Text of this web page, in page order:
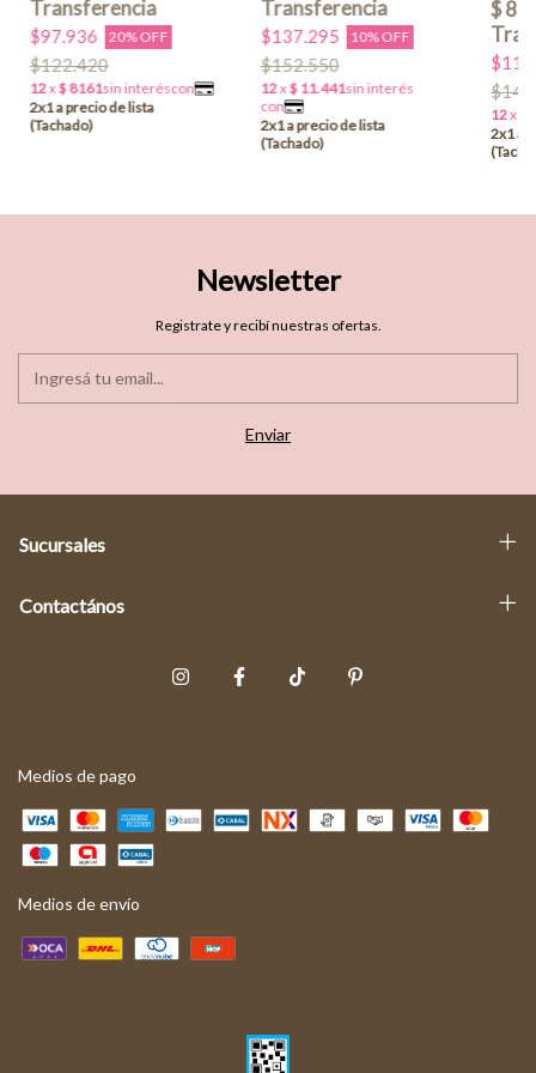
$97.936 20% OFF
$122.420
$137.295 10% OFF
$152.550
Newsletter
Registrate y recibí nuestras ofertas.
Sucursales
Contactános
Medios de pago
Medios de envío